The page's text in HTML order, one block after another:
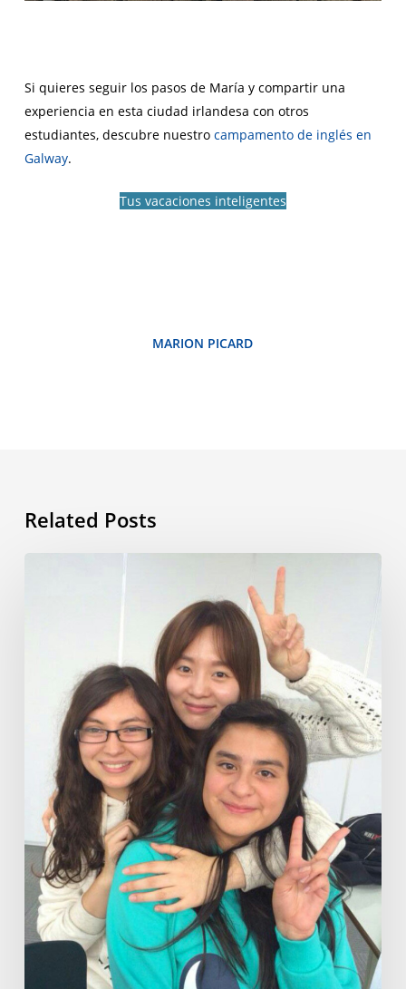
Si quieres seguir los pasos de María y compartir una
experiencia en esta ciudad irlandesa con otros
estudiantes, descubre nuestro campamento de inglés en
Galway.
Tus vacaciones inteligentes
MARION PICARD
Related Posts